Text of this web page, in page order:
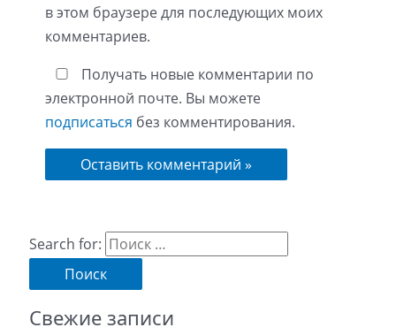
в этом браузере для последующих моих
комментариев.
Получать новые комментарии по
электронной почте. Вы можете
подписаться без комментирования.
Search for:
Свежие записи